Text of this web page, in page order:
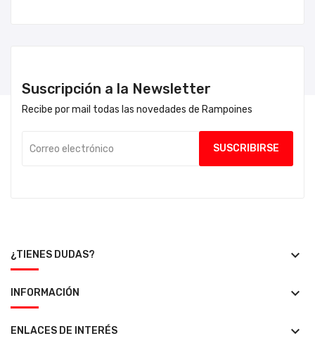
Suscripción a la Newsletter
Recibe por mail todas las novedades de Rampoines
¿TIENES DUDAS? keyboard_arrow_down
INFORMACIÓN keyboard_arrow_down
ENLACES DE INTERÉS keyboard_arrow_down